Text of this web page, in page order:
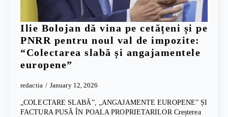
Ilie Bolojan dă vina pe cetățeni și pe
PNRR pentru noul val de impozite:
“Colectarea slabă și angajamentele
europene”
redactia January 12, 2026
„COLECTARE SLABĂ”, „ANGAJAMENTE EUROPENE” ȘI
FACTURA PUSĂ ÎN POALA PROPRIETARILOR Creșterea